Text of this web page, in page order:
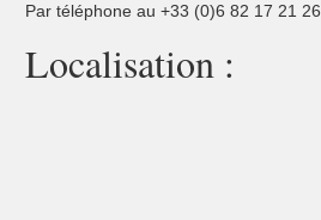
Par téléphone au +33 (0)6 82 17 21 26
Localisation :